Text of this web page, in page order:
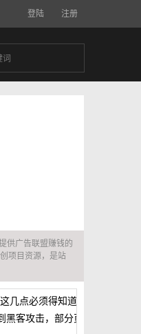
登陆 注册
供广告联盟赚钱的
项目资源，是站
几点必须得知道！
黑客攻击，部分页面已被非法